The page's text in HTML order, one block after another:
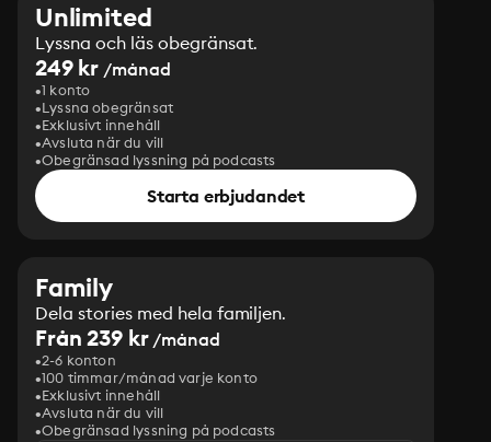
Unlimited
Lyssna och läs obegränsat.
249 kr /månad
1 konto
Lyssna obegränsat
Exklusivt innehåll
Avsluta när du vill
Obegränsad lyssning på podcasts
Starta erbjudandet
Family
Dela stories med hela familjen.
Från 239 kr/månad
2-6 konton
100 timmar/månad varje konto
Exklusivt innehåll
Avsluta när du vill
Obegränsad lyssning på podcasts